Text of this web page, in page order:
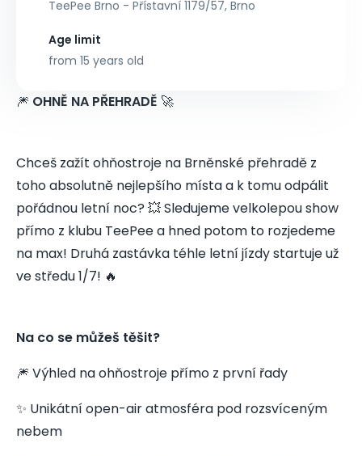
TeePee Brno - Přístavní 1179/57, Brno
Age limit
from 15 years old
🎆 OHNĚ NA PŘEHRADĚ 🚀
Chceš zažít ohňostroje na Brněnské přehradě z
toho absolutně nejlepšího místa a k tomu odpálit
pořádnou letní noc? 💥 Sledujeme velkolepou show
přímo z klubu TeePee a hned potom to rozjedeme
na max! Druhá zastávka téhle letní jízdy startuje už
ve středu 1/7! 🔥
Na co se můžeš těšit?
🎆 Výhled na ohňostroje přímo z první řady
✨ Unikátní open-air atmosféra pod rozsvíceným
nebem